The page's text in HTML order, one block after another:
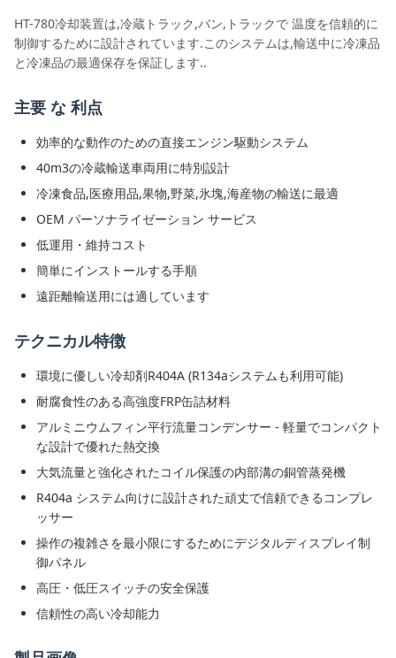
HT-780冷却装置は,冷蔵トラック,バン,トラックで 温度を信頼的に
制御するために設計されています.このシステムは,輸送中に冷凍品
と冷凍品の最適保存を保証します..
主要 な 利点
効率的な動作のための直接エンジン駆動システム
40m3の冷蔵輸送車両用に特別設計
冷凍食品,医療用品,果物,野菜,氷塊,海産物の輸送に最適
OEM パーソナライゼーション サービス
低運用・維持コスト
簡単にインストールする手順
遠距離輸送用には適しています
テクニカル特徴
環境に優しい冷却剤R404A (R134aシステムも利用可能)
耐腐食性のある高強度FRP缶詰材料
アルミニウムフィン平行流量コンデンサー - 軽量でコンパクト
な設計で優れた熱交換
大気流量と強化されたコイル保護の内部溝の銅管蒸発機
R404a システム向けに設計された頑丈で信頼できるコンプレ
ッサー
操作の複雑さを最小限にするためにデジタルディスプレイ制
御パネル
高圧・低圧スイッチの安全保護
信頼性の高い冷却能力